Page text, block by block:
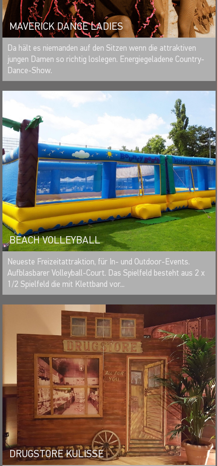
MAVERICK DANCE LADIES
MERKEN
Da hält es niemanden auf den Sitzen wenn die attraktiven
jungen Damen so richtig loslegen. Energiegeladene Country-
Dance-Show.
BEACH VOLLEYBALL
MERKEN
Neueste Freizeitattraktion, für In- und Outdoor-Events.
Aufblasbarer Volleyball-Court. Das Spielfeld besteht aus 2 x
1/2 Spielfeld die mit Klettband vor...
DRUGSTORE KULISSE